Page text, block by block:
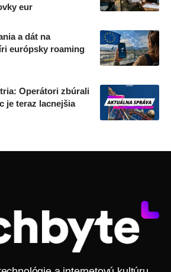
eur
a dát na
európsky roaming
Operátori zbúrali
je teraz lacnejšia